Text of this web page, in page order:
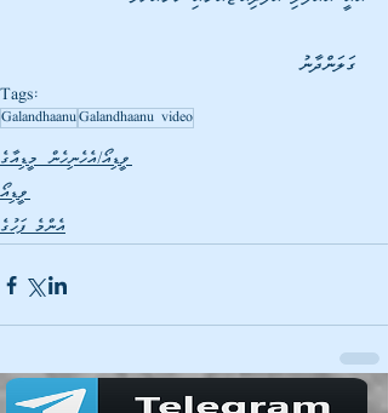
Tags:
GalandhaanuGalandhaanu video
ވީޑިއޯ/އެހެނިހެން މީޑިއާގެ
ވީޑިއޯ
އެންމެ ފަހުގެ